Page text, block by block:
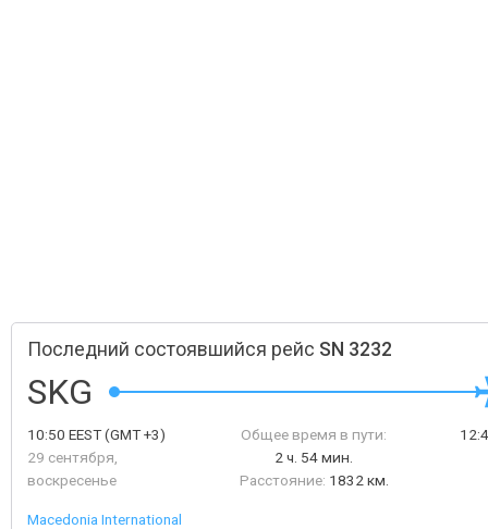
Последний состоявшийся рейс SN 3232
SKG
10:50 EEST(GMT +3)
29 сентября,
воскресенье
Общее время в пути:
2 ч. 54 мин.
Расстояние: 1832 км.
Macedonia International